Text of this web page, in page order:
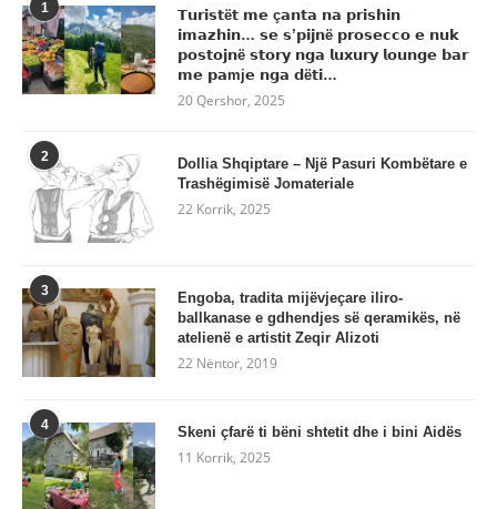
1
𝗧𝘂𝗿𝗶𝘀𝘁ë𝘁 𝗺𝗲 ç𝗮𝗻𝘁𝗮 𝗻𝗮 𝗽𝗿𝗶𝘀𝗵𝗶𝗻
𝗶𝗺𝗮𝘇𝗵𝗶𝗻… 𝘀𝗲 𝘀’𝗽𝗶𝗷𝗻ë 𝗽𝗿𝗼𝘀𝗲𝗰𝗰𝗼 𝗲 𝗻𝘂𝗸
𝗽𝗼𝘀𝘁𝗼𝗷𝗻ë 𝘀𝘁𝗼𝗿𝘆 𝗻𝗴𝗮 𝗹𝘂𝘅𝘂𝗿𝘆 𝗹𝗼𝘂𝗻𝗴𝗲 𝗯𝗮𝗿
𝗺𝗲 𝗽𝗮mj𝗲 𝗻𝗴𝗮 𝗱ë𝘁𝗶…
20 Qershor, 2025
2
Dollia Shqiptare – Një Pasuri Kombëtare e
Trashëgimisë Jomateriale
22 Korrik, 2025
3
Engoba, tradita mijëvjeçare iliro-
ballkanase e gdhendjes së qeramikës, në
atelienë e artistit Zeqir Alizoti
22 Nëntor, 2019
4 Skeni çfarë ti bëni shtetit dhe i bini Aidës
11 Korrik, 2025